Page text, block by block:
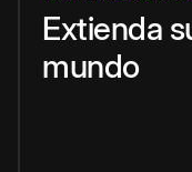
Extienda
mundo